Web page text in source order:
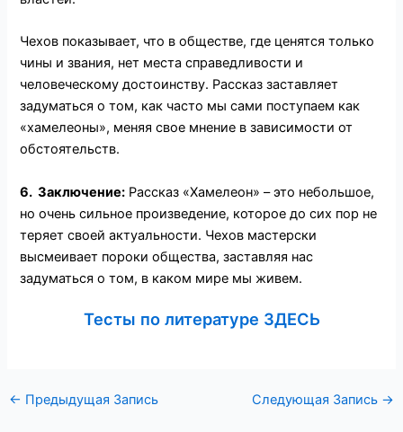
Чехов показывает, что в обществе, где ценятся только
чины и звания, нет места справедливости и
человеческому достоинству. Рассказ заставляет
задуматься о том, как часто мы сами поступаем как
«хамелеоны», меняя свое мнение в зависимости от
обстоятельств.
6.Заключение: Рассказ «Хамелеон» – это небольшое,
но очень сильное произведение, которое до сих пор не
теряет своей актуальности. Чехов мастерски
высмеивает пороки общества, заставляя нас
задуматься о том, в каком мире мы живем.
Тесты по литературе ЗДЕСЬ
Навигация
← Предыдущая Запись Следующая Запись →